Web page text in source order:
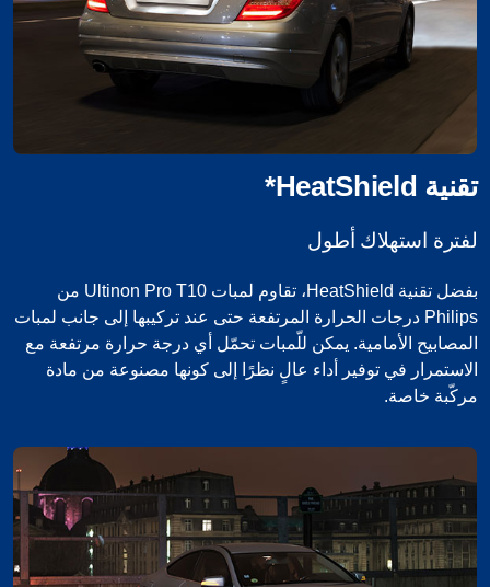
تقنية HeatShield*
لفترة استهلاك أطول
بفضل تقنية HeatShield، تقاوم لمبات Ultinon Pro T10 من
Philips درجات الحرارة المرتفعة حتى عند تركيبها إلى جانب لمبات
المصابيح الأمامية. يمكن للّمبات تحمّل أي درجة حرارة مرتفعة مع
الاستمرار في توفير أداء عالٍ نظرًا إلى كونها مصنوعة من مادة
مركّبة خاصة.